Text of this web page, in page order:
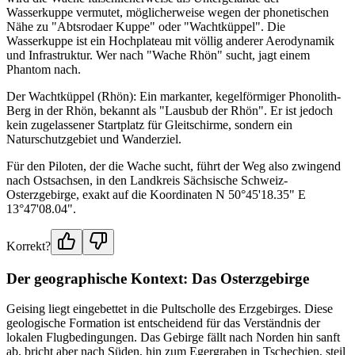
Wasserkuppe vermutet, möglicherweise wegen der phonetischen
Nähe zu "Abtsrodaer Kuppe" oder "Wachtküppel". Die
Wasserkuppe ist ein Hochplateau mit völlig anderer Aerodynamik
und Infrastruktur. Wer nach "Wache Rhön" sucht, jagt einem
Phantom nach.
Der Wachtküppel (Rhön): Ein markanter, kegelförmiger Phonolith-
Berg in der Rhön, bekannt als "Lausbub der Rhön". Er ist jedoch
kein zugelassener Startplatz für Gleitschirme, sondern ein
Naturschutzgebiet und Wanderziel.
Für den Piloten, der die Wache sucht, führt der Weg also zwingend
nach Ostsachsen, in den Landkreis Sächsische Schweiz-
Osterzgebirge, exakt auf die Koordinaten N 50°45'18.35" E
13°47'08.04".
Korrekt?
Der geographische Kontext: Das Osterzgebirge
Geising liegt eingebettet in die Pultscholle des Erzgebirges. Diese
geologische Formation ist entscheidend für das Verständnis der
lokalen Flugbedingungen. Das Gebirge fällt nach Norden hin sanft
ab, bricht aber nach Süden, hin zum Egergraben in Tschechien, steil